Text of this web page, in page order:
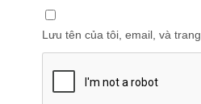
Lưu tên của tôi, email, và